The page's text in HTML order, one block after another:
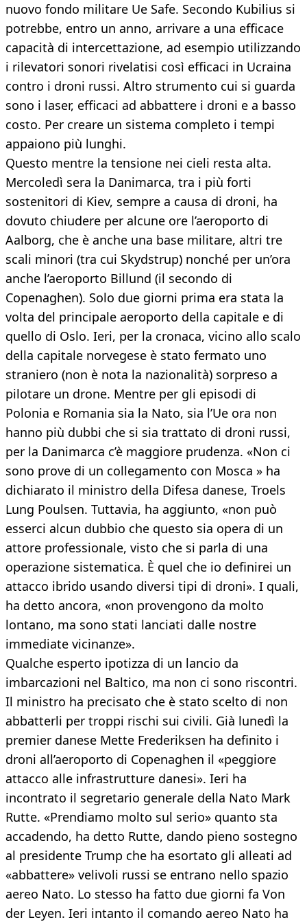
nuovo fondo militare Ue Safe. Secondo Kubilius si
potrebbe, entro un anno, arrivare a una efficace
capacità di intercettazione, ad esempio utilizzando
i rilevatori sonori rivelatisi così efficaci in Ucraina
contro i droni russi. Altro strumento cui si guarda
sono i laser, efficaci ad abbattere i droni e a basso
costo. Per creare un sistema completo i tempi
appaiono più lunghi.
Questo mentre la tensione nei cieli resta alta.
Mercoledì sera la Danimarca, tra i più forti
sostenitori di Kiev, sempre a causa di droni, ha
dovuto chiudere per alcune ore l’aeroporto di
Aalborg, che è anche una base militare, altri tre
scali minori (tra cui Skydstrup) nonché per un’ora
anche l’aeroporto Billund (il secondo di
Copenaghen). Solo due giorni prima era stata la
volta del principale aeroporto della capitale e di
quello di Oslo. Ieri, per la cronaca, vicino allo scalo
della capitale norvegese è stato fermato uno
straniero (non è nota la nazionalità) sorpreso a
pilotare un drone. Mentre per gli episodi di
Polonia e Romania sia la Nato, sia l’Ue ora non
hanno più dubbi che si sia trattato di droni russi,
per la Danimarca c’è maggiore prudenza. «Non ci
sono prove di un collegamento con Mosca » ha
dichiarato il ministro della Difesa danese, Troels
Lung Poulsen. Tuttavia, ha aggiunto, «non può
esserci alcun dubbio che questo sia opera di un
attore professionale, visto che si parla di una
operazione sistematica. È quel che io definirei un
attacco ibrido usando diversi tipi di droni». I quali,
ha detto ancora, «non provengono da molto
lontano, ma sono stati lanciati dalle nostre
immediate vicinanze».
Qualche esperto ipotizza di un lancio da
imbarcazioni nel Baltico, ma non ci sono riscontri.
Il ministro ha precisato che è stato scelto di non
abbatterli per troppi rischi sui civili. Già lunedì la
premier danese Mette Frederiksen ha definito i
droni all’aeroporto di Copenaghen il «peggiore
attacco alle infrastrutture danesi». Ieri ha
incontrato il segretario generale della Nato Mark
Rutte. «Prendiamo molto sul serio» quanto sta
accadendo, ha detto Rutte, dando pieno sostegno
al presidente Trump che ha esortato gli alleati ad
«abbattere» velivoli russi se entrano nello spazio
aereo Nato. Lo stesso ha fatto due giorni fa Von
der Leyen. Ieri intanto il comando aereo Nato ha